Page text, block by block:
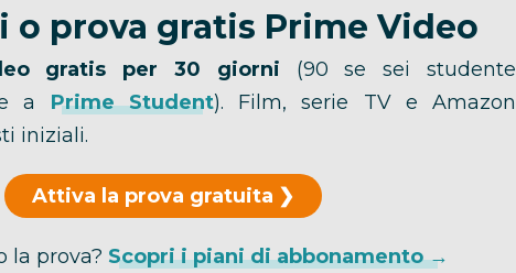
o prova gratis Prime Video
gratis per 30 giorni (90 se sei studente
a Prime Student). Film, serie TV e Amazon
iniziali.
Attiva la prova gratuita
la prova? Scopri i piani di abbonamento →